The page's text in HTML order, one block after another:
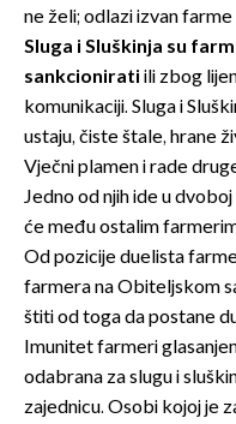
ne želi; odlazi izvan farme
Sluga i Sluškinja su
sankcionirati ili zbog
komunikaciji. Sluga i
ustaju, čiste štale, hrane
Vječni plamen i rade
Jedno od njih ide u
će među ostalim
Od pozicije duelista
farmera na Obiteljskom
štiti od toga da postane
Imunitet farmeri
odabrana za slugu i
zajednicu. Osobi kojoj je